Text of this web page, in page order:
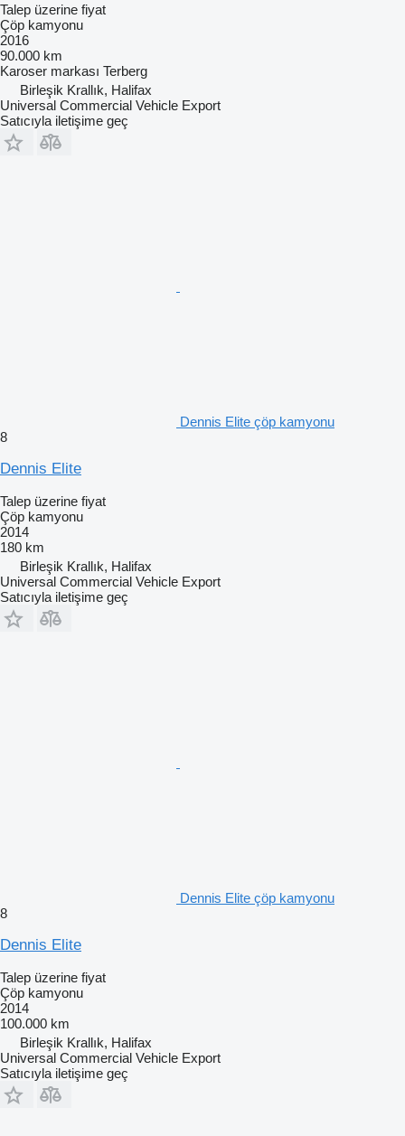
Talep üzerine fiyat
Çöp kamyonu
2016
90.000 km
Karoser markası Terberg
Birleşik Krallık, Halifax
Universal Commercial Vehicle Export
Satıcıyla iletişime geç
Dennis Elite çöp kamyonu
8
Dennis Elite
Talep üzerine fiyat
Çöp kamyonu
2014
180 km
Birleşik Krallık, Halifax
Universal Commercial Vehicle Export
Satıcıyla iletişime geç
Dennis Elite çöp kamyonu
8
Dennis Elite
Talep üzerine fiyat
Çöp kamyonu
2014
100.000 km
Birleşik Krallık, Halifax
Universal Commercial Vehicle Export
Satıcıyla iletişime geç